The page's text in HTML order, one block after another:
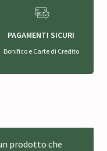
PAGAMENTI SICURI
Bonifico e Carte di Credito
prodotto che